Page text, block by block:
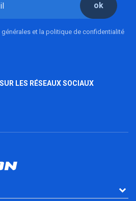
ok
et la politique de confidentialité
LES RÉSEAUX SOCIAUX